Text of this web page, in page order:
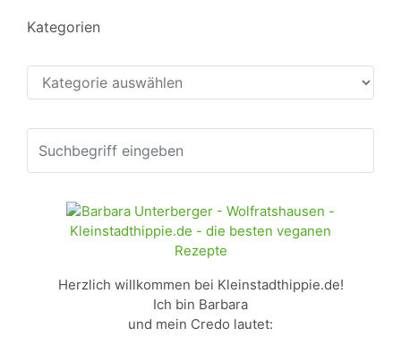
Kategorien
Kategorien
Herzlich willkommen bei Kleinstadthippie.de!
Ich bin Barbara
und mein Credo lautet: